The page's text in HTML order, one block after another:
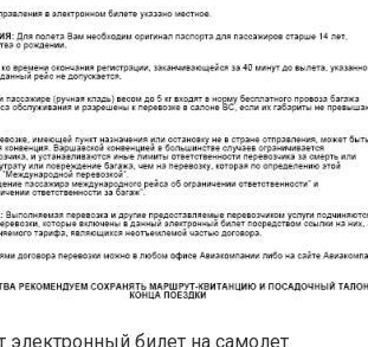
электронный билет на самолет